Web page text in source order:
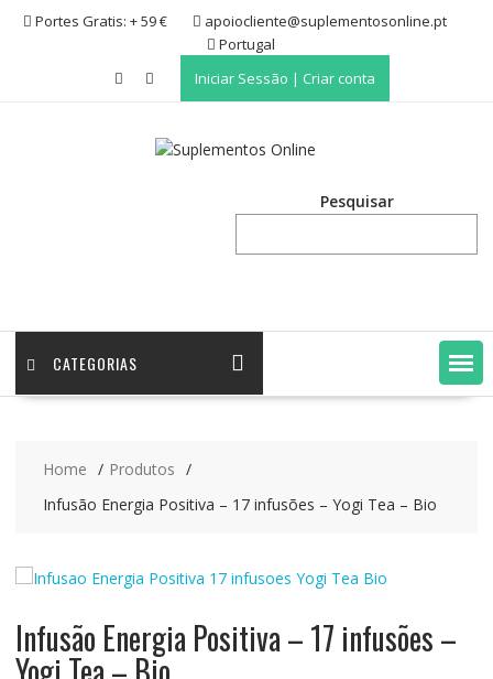
Skip Portes Gratis: + 59 €
apoiocliente@suplementosonline.pt
Portugal
Iniciar Sessão | Criar conta
Pesquisar
CATEGORIAS
Home
Produtos
Infusão Energia Positiva – 17 infusões – Yogi Tea – Bio
Infusão Energia Positiva – 17 infusões –